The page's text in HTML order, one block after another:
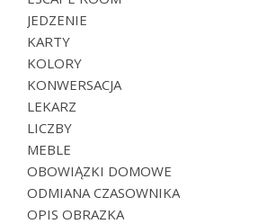
JEDZENIE
KARTY
KOLORY
KONWERSACJA
LEKARZ
LICZBY
MEBLE
OBOWIĄZKI DOMOWE
ODMIANA CZASOWNIKA
OPIS OBRAZKA